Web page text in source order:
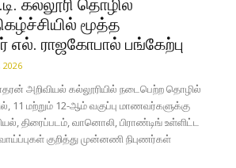
கல்லூரி தொழில்
மூத்த
எல். ராஜகோபால் பங்கேற்பு
2026
அறிவியல் கல்லூரியில் நடைபெற்ற தொழில்
11 மற்றும் 12-ஆம் வகுப்பு மாணவர்களுக்கு
திரைப்படம், வானொலி, பிராண்டிங் உள்ளிட்ட
குறித்து முன்னணி நிபுணர்கள்